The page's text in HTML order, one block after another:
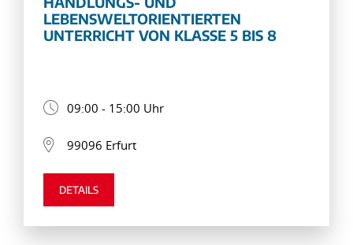
LEBENSWELTORIENTIERTEN
UNTERRICHT VON KLASSE 5 BIS 8
09:00 - 15:00 Uhr
99096 Erfurt
DETAILS